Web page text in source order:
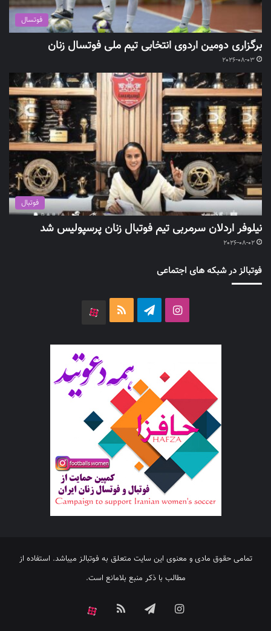
فوتسال
برگزاری دومین اردوی انتخابی تیم ملی فوتسال زنان
2026-08-03
فوتبال
نیلوفر اردلان سرمربی تیم فوتبال زنان پرسپولیس شد
2026-08-02
فوتبالز در شبکه های اجتماعی
اینستاگرامتلگرام خوراک
تمامی حقوق مادی و معنوی این سایت متعلق به فوتبالز میباشد. استفاده از
مطالب با ذکر منبع بلامانع است.
اینستاگرامتلگرام خوراک